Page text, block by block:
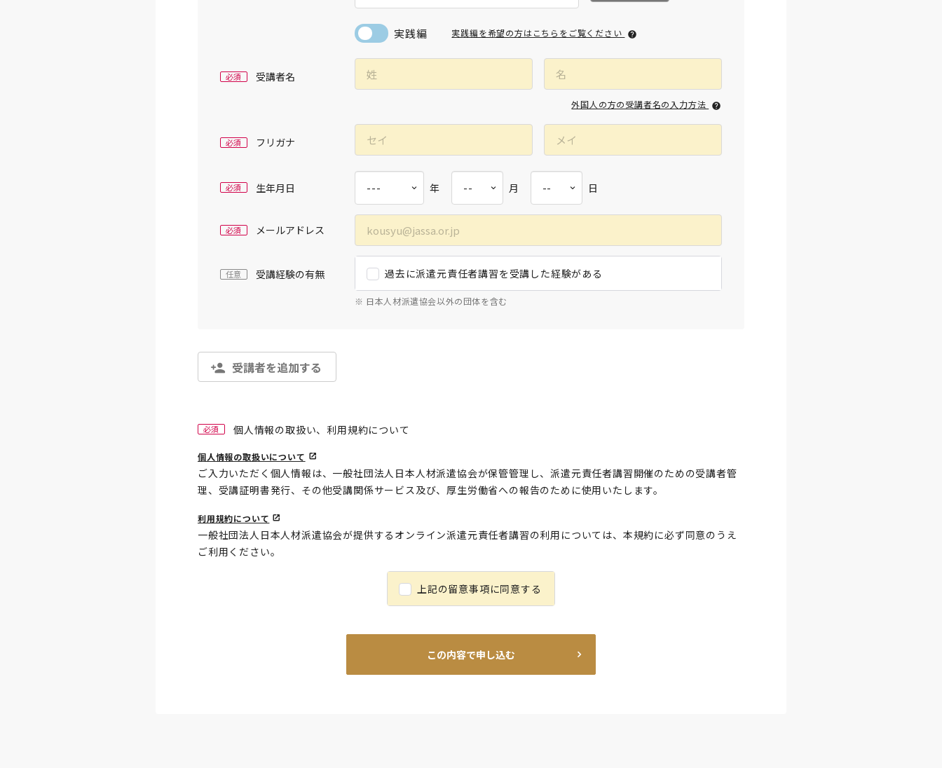
実践編 実践編を希望の方はこちらをご覧ください
必須 受講者名
外国人の方の受講者名の入力方法
必須 フリガナ
必須 生年月日 年 月 日
必須 メールアドレス
任意 受講経験の有無 過去に派遣元責任者講習を受講した経験がある
※ 日本人材派遣協会以外の団体を含む
受講者を追加する
必須 個人情報の取扱い、利用規約について
個人情報の取扱いについて
ご入力いただく個人情報は、一般社団法人日本人材派遣協会が保管管理し、派遣元責任者講習開催のための受講者管
理、受講証明書発行、その他受講関係サービス及び、厚生労働省への報告のために使用いたします。
利用規約について
一般社団法人日本人材派遣協会が提供するオンライン派遣元責任者講習の利用については、本規約に必ず同意のうえ
ご利用ください。
上記の留意事項に同意する
この内容で申し込む